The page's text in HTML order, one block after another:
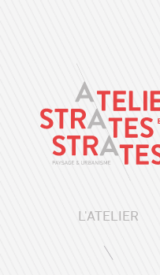
L'ATELIER